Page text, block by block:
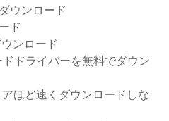
ウンロード
ド
ンロード
ドライバーを無料でダウン
ほど速くダウンロードしな